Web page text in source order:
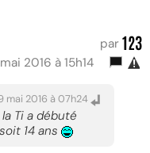
par 123
2016 à 15h14
mai 2016 à 07h24
Ti a débuté
14 ans